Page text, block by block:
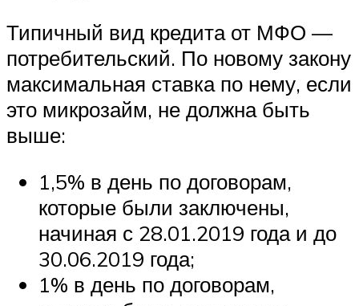
Типичный вид кредита от МФО —
потребительский. По новому закону
максимальная ставка по нему, если
это микрозайм, не должна быть
выше:
1,5% в день по договорам,
которые были заключены,
начиная с 28.01.2019 года и до
30.06.2019 года;
1% в день по договорам,